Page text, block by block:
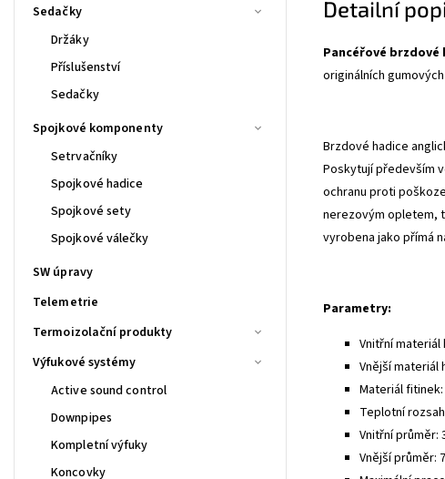
Sedačky
Držáky
Příslušenství
Sedačky
Spojkové komponenty
Setrvačníky
Spojkové hadice
Spojkové sety
Spojkové válečky
SW úpravy
Telemetrie
Termoizolační produkty
Výfukové systémy
Active sound control
Downpipes
Kompletní výfuky
Koncovky
Detailní
Pancéřové brzdové
originálních
Brzdové hadice
Poskytují především
ochranu proti
nerezovým opletem,
vyrobena jako přímá
Parametry:
Vnitřní materiál
Vnější materiál
Materiál
Teplotní
Vnitřní průměr:
Vnější průměr: